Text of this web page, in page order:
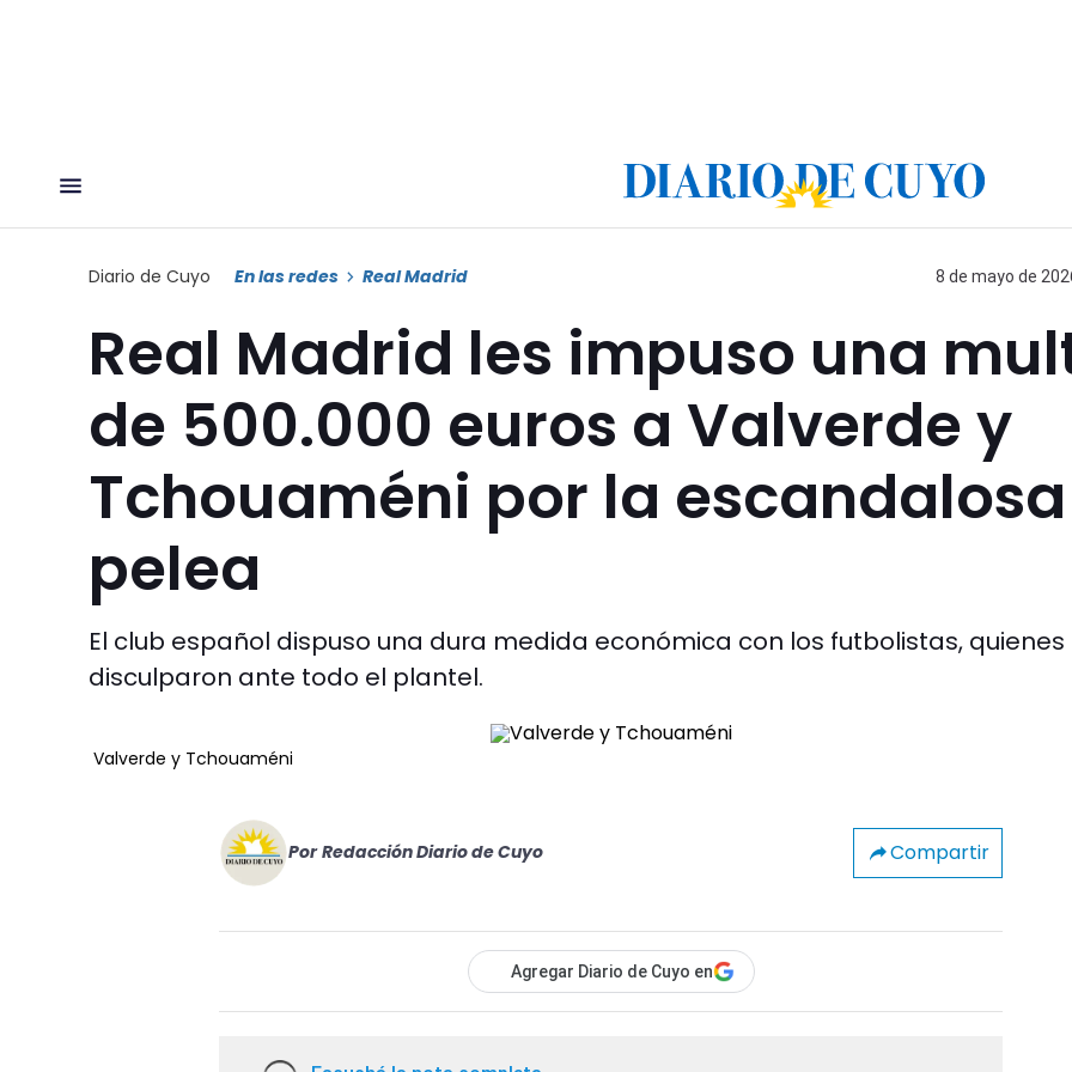
Diario de Cuyo En las redes Real Madrid 8 de mayo de
Real Madrid les impuso una
de 500.000 euros a Valverde y
Tchouaméni por la escandalosa
pelea
El club español dispuso una dura medida económica con los futbolistas, quienes
disculparon ante todo el plantel.
Valverde y Tchouaméni
Por Redacción Diario de Cuyo Compartir
Agregar Diario de Cuyo en